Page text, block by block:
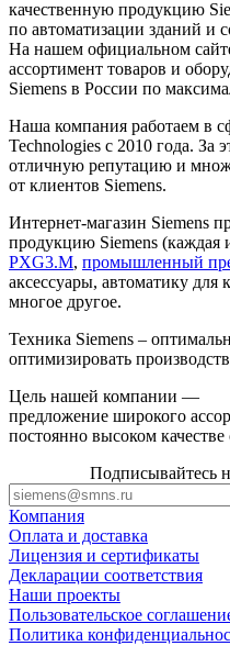
качественную продукцию
по автоматизации зданий и
На нашем официальном
ассортимент товаров и
Siemens в России по
Наша компания работаем в
Technologies с 2010 года. За
отличную репутацию и
от клиентов Siemens.
Интернет-магазин Siemens
продукцию Siemens (каждая
PXG3.M, промышленный
аксессуары, автоматику для
многое другое.
Техника Siemens –
оптимизировать
Цель нашей компании —
предложение широкого
постоянно высоком
Подписывайтесь
Компания
Оплата и доставка
Лицензия и сертификаты
Декларации соответствия
Наши проекты
Пользовательское
Политика